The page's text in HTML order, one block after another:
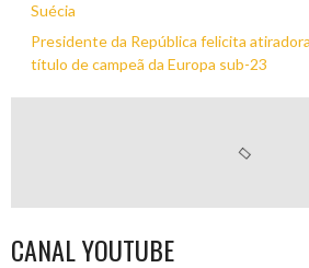
Suécia
Presidente da República felicita
título de campeã da Europa sub-23
CANAL YOUTUBE